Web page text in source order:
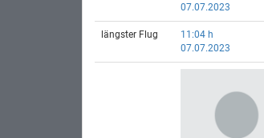
07.07.2023
längster Flug
11:04 h
07.07.2023